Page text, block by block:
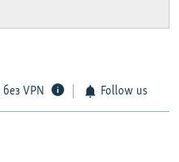
VPN Follow us